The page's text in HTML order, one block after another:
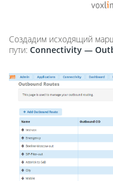
Создадим исходящий
пути: Connectivity —